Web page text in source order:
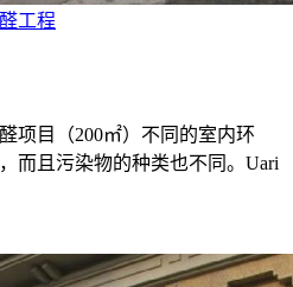
工程
项目（200㎡）不同的室内环
而且污染物的种类也不同。Uari